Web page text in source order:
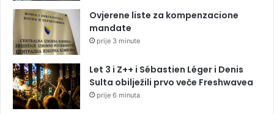
Ovjerene liste za kompenzacione
mandate
prije 3 minute
Let 3 i Z++ i Sébastien Léger i Denis
Sulta obilježili prvo veče Freshwavea
prije 6 minuta